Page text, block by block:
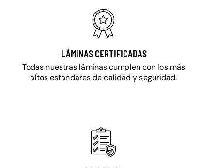
LÁMINAS CERTIFICADAS
Todas nuestras láminas cumplen con los más
altos estandares de calidad y seguridad.